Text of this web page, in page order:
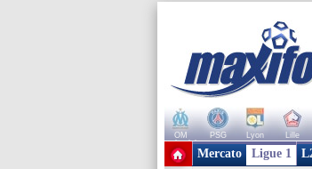
OM PSG Lyon Lille
+ de clubs
Mercato Ligue 1